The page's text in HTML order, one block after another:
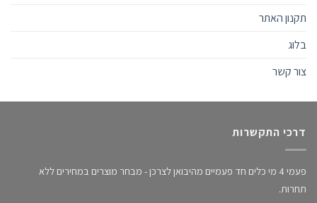
תקנון האתר
בלוג
צור קשר
דרכי התקשרות
פעמי 4 מי כלים חד פעמיים מהיבואן לצרכן - מבחר מוצרים במחירים ללא
תחרות.